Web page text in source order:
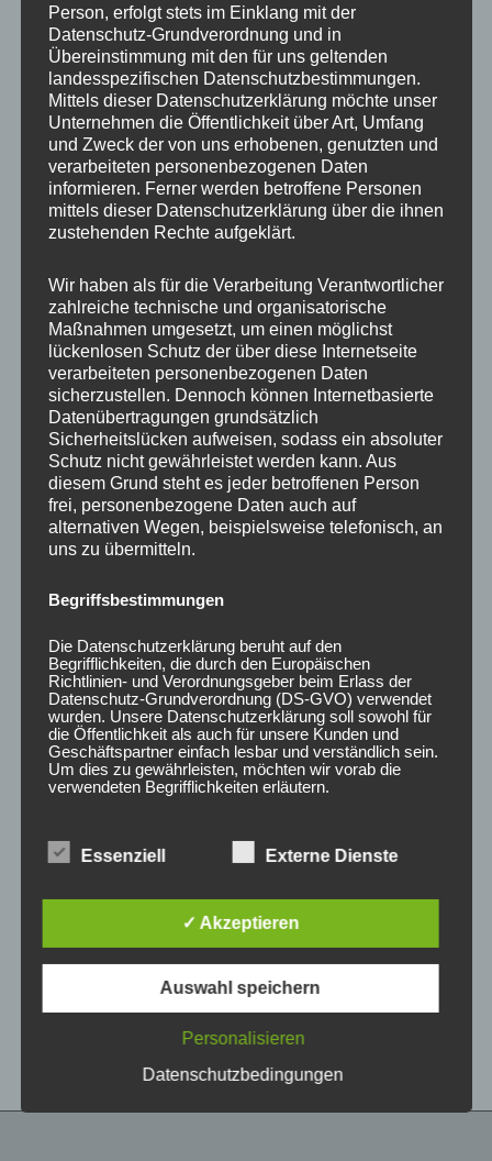
Nabenbohrung 72.6
PCD 112 mm
Traglast 815
Ähnliche Produkte
CONCAVER CVR1
19×8,5 ET45 5×112
Brushed Bronze
450,00€ *
Bewertet
mit
CONCAVER CVR1
19×8,5 ET45 5×112
Candy Red
5
19×8 ET40 5×112
Double Tinted Black
425,00€ *
19×8,5 ET35 5×112
Brushed Bronze
450,00€ *
Bewertet
von
5
Person, erfolgt stets im Einklang mit der
Datenschutz-Grundverordnung und in
Übereinstimmung mit den für uns geltenden
landesspezifischen Datenschutzbestimmungen.
Mittels dieser Datenschutzerklärung möchte unser
Unternehmen die Öffentlichkeit über Art, Umfang
und Zweck der von uns erhobenen, genutzten und
verarbeiteten personenbezogenen Daten
informieren. Ferner werden betroffene Personen
mittels dieser Datenschutzerklärung über die ihnen
zustehenden Rechte aufgeklärt.
Wir haben als für die Verarbeitung Verantwortlicher
zahlreiche technische und organisatorische
Maßnahmen umgesetzt, um einen möglichst
lückenlosen Schutz der über diese Internetseite
verarbeiteten personenbezogenen Daten
sicherzustellen. Dennoch können Internetbasierte
Datenübertragungen grundsätzlich
Sicherheitslücken aufweisen, sodass ein absoluter
Schutz nicht gewährleistet werden kann. Aus
diesem Grund steht es jeder betroffenen Person
frei, personenbezogene Daten auch auf
alternativen Wegen, beispielsweise telefonisch, an
uns zu übermitteln.
Begriffsbestimmungen
Die Datenschutzerklärung beruht auf den
Begrifflichkeiten, die durch den Europäischen
Richtlinien- und Verordnungsgeber beim Erlass der
Datenschutz-Grundverordnung (DS-GVO) verwendet
wurden. Unsere Datenschutzerklärung soll sowohl für
die Öffentlichkeit als auch für unsere Kunden und
Geschäftspartner einfach lesbar und verständlich sein.
Um dies zu gewährleisten, möchten wir vorab die
verwendeten Begrifflichkeiten erläutern.
Wir verwenden in dieser Datenschutzerklärung
unter anderem die folgenden Begriffe:
Personenbezogene Daten sind alle
identifizierbare natürliche Person (im Folgenden
wird eine natürliche Person angesehen, die
Essenziell Externe Dienste
✓ Akzeptieren
Auswahl speichern
Personalisieren
Datenschutzbedingungen